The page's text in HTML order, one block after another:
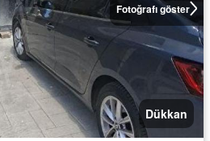
Fotoğrafı göster
Dükkan